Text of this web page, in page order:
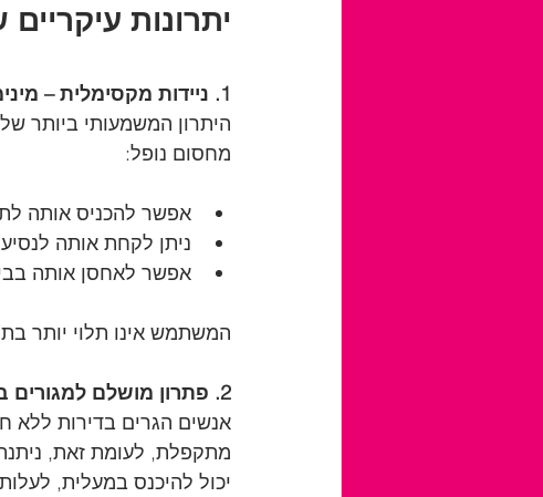
יתרונות
1. ניידות מקסימלית – מינימום מאמץ
היתרון המשמעותי ביותר של
מחסום נופל:
אפשר להכניס אותה
ניתן לקחת אותה
אפשר לאחסן אותה
המשתמש אינו תלוי יותר
2. פתרון מושלם למגורים בבניינים
אנשים הגרים בדירות ללא
יכול להיכנס במעלית,